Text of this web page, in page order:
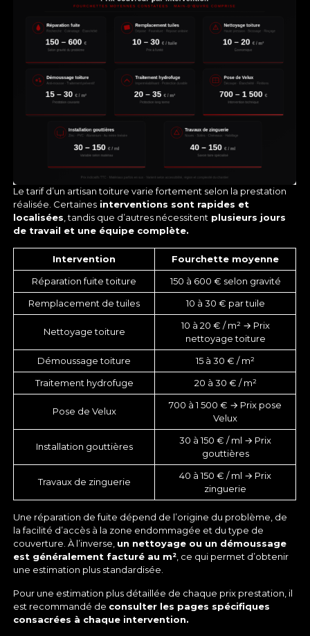
Le tarif d’un artisan toiture varie fortement selon la prestation
réalisée. Certaines interventions sont rapides et
localisées , tandis que d’autres nécessitent plusieurs jours
de travail et une équipe complète.
Intervention
Fourchette moyenne
Réparation fuite toiture
150 à 600 € selon gravité
Remplacement de tuiles
10 à 30 € par tuile
Nettoyage toiture
10 à 20 € / m² → Prix
nettoyage toiture
Démoussage toiture
15 à 30 € / m²
Traitement hydrofuge
20 à 30 € / m²
Pose de Velux
700 à 1 500 € → Prix pose
Velux
Installation gouttières
30 à 150 € / ml → Prix
gouttières
Travaux de zinguerie
40 à 150 € / ml → Prix
zinguerie
Une réparation de fuite dépend de l’origine du problème, de
la facilité d’accès à la zone endommagée et du type de
couverture. À l’inverse, un nettoyage ou un démoussage
est généralement facturé au m² , ce qui permet d’obtenir
une estimation plus standardisée.
Pour une estimation plus détaillée de chaque prix prestation, il
est recommandé de consulter les pages spécifiques
consacrées à chaque intervention.